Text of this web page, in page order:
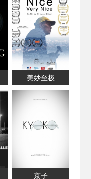
美妙至极
京子